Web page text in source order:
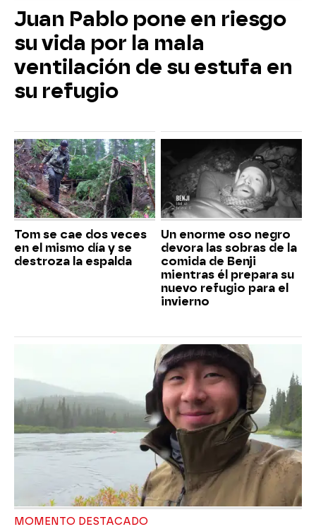
Juan Pablo pone en riesgo
su vida por la mala
ventilación de su estufa en
su refugio
Tom se cae dos veces
en el mismo día y se
destroza la espalda
Un enorme oso negro
devora las sobras de la
comida de Benji
mientras él prepara su
nuevo refugio para el
invierno
MOMENTO DESTACADO